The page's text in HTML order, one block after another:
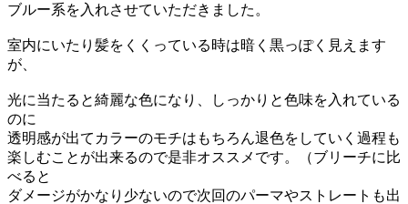
ブルー系を入れさせていただきました。
室内にいたり髪をくくっている時は暗く黒っぽく見えます
が、
光に当たると綺麗な色になり、しっかりと色味を入れている
のに
透明感が出てカラーのモチはもちろん退色をしていく過程も
楽しむことが出来るので是非オススメです。（ブリーチに比
べると
ダメージがかなり少ないので次回のパーマやストレートも出